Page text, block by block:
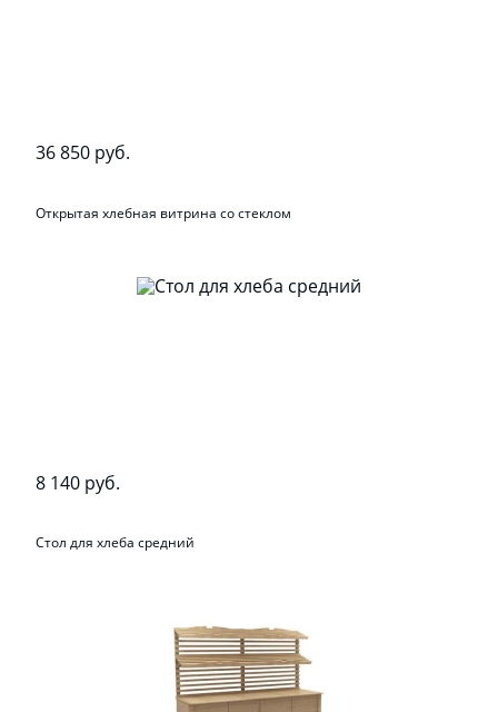
36 850 руб.
Открытая хлебная витрина со стеклом
8 140 руб.
Стол для хлеба средний